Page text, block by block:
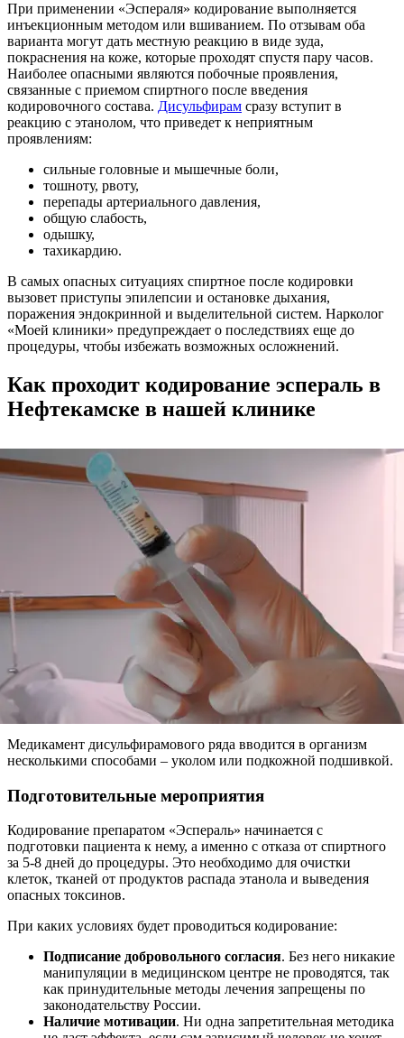
При применении «Эспераля» кодирование выполняется
инъекционным методом или вшиванием. По отзывам оба
варианта могут дать местную реакцию в виде зуда,
покраснения на коже, которые проходят спустя пару часов.
Наиболее опасными являются побочные проявления,
связанные с приемом спиртного после введения
кодировочного состава. Дисульфирам сразу вступит в
реакцию с этанолом, что приведет к неприятным
проявлениям:
сильные головные и мышечные боли,
тошноту, рвоту,
перепады артериального давления,
общую слабость,
одышку,
тахикардию.
В самых опасных ситуациях спиртное после кодировки
вызовет приступы эпилепсии и остановке дыхания,
поражения эндокринной и выделительной систем. Нарколог
«Моей клиники» предупреждает о последствиях еще до
процедуры, чтобы избежать возможных осложнений.
Как проходит кодирование эспераль в
Нефтекамске в нашей клинике
Медикамент дисульфирамового ряда вводится в организм
несколькими способами – уколом или подкожной подшивкой.
Подготовительные мероприятия
Кодирование препаратом «Эспераль» начинается с
подготовки пациента к нему, а именно с отказа от спиртного
за 5-8 дней до процедуры. Это необходимо для очистки
клеток, тканей от продуктов распада этанола и выведения
опасных токсинов.
При каких условиях будет проводиться кодирование:
Подписание добровольного согласия. Без него никакие
манипуляции в медицинском центре не проводятся, так
как принудительные методы лечения запрещены по
законодательству России.
Наличие мотивации. Ни одна запретительная методика